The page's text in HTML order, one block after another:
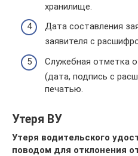
хранилище.
Дата составления
заявителя с
Служебная отметка
(дата, подпись с
печатью.
Утеря ВУ
Утеря водительского
поводом для отклонения